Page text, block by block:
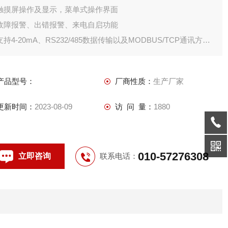
摸屏操作及显示，菜单式操作界面
障报警、出错报警、来电自启功能
持4-20mA、RS232/485数据传输以及MODBUS/TCP通讯方式
品型号： 厂商性质： 生产厂家
新时间： 2023-08-09 访 问 量： 1880
立即咨询 联系电话： 010-57276308